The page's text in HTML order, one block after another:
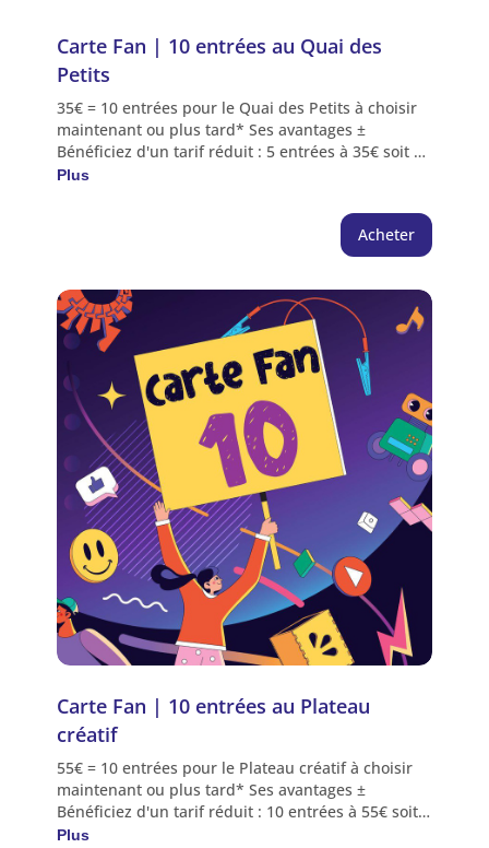
Carte Fan | 10 entrées au Quai des
Petits
35€ = 10 entrées pour le Quai des Petits à choisir
maintenant ou plus tard* Ses avantages ±
Bénéficiez d'un tarif réduit : 5 entrées à 35€ soit 3
entrées gratuites Plusieurs visiteurs peuvent
sur l'espace personnel de l'acheteur | Choix des
séances directement depuis l'espace personnel,
encart "abonnement" ou au guichet du Quai des
hors Carte Fan (voir conditions). Les entrées
réservées dans le cadre d'une carte fan ne
peuvent être soumises à un échange.
Plus
Acheter
Carte Fan | 10 entrées au Plateau
créatif
55€ = 10 entrées pour le Plateau créatif à choisir
maintenant ou plus tard* Ses avantages ±
Bénéficiez d'un tarif réduit : 10 entrées à 55€ soit
15€ de réduction Plusieurs visiteurs peuvent
Plus